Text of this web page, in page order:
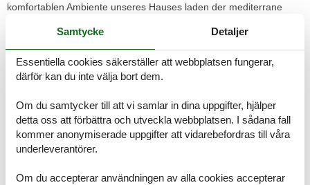
komfortablen Ambiente unseres Hauses laden der mediterrane
Dachgeschoss. Sie verfügt über ein Schlafzimmer, ein
Wohnzimmer, Bad mit Dusche sowie eine Küchenzeile. Das
Wohnzimmer ist mit einem gemütlichen Sofa und TV/Radio
Die Wohnung verfügt über keinen direkten Balkon. Jedoch ist ein
Balkon über den Flur erreichbar. Auf dem Balkon ist das Rauchen
gestattet. Als Nichtraucher genießen Sie dort die Ruhe und den
Blick in die Natur.
genutzt werden. Es stehen Liegen zur Entspannung zur Verfügung.
Samtycke Detaljer
Essentiella cookies säkerställer att webbplatsen fungerar,
därför kan du inte välja bort dem.
Om du samtycker till att vi samlar in dina uppgifter, hjälper
detta oss att förbättra och utveckla webbplatsen. I sådana fall
kommer anonymiserade uppgifter att vidarebefordras till våra
underleverantörer.
Om du accepterar användningen av alla cookies accepterar